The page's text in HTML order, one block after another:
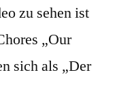
zu sehen ist
„Our
sich als „Der